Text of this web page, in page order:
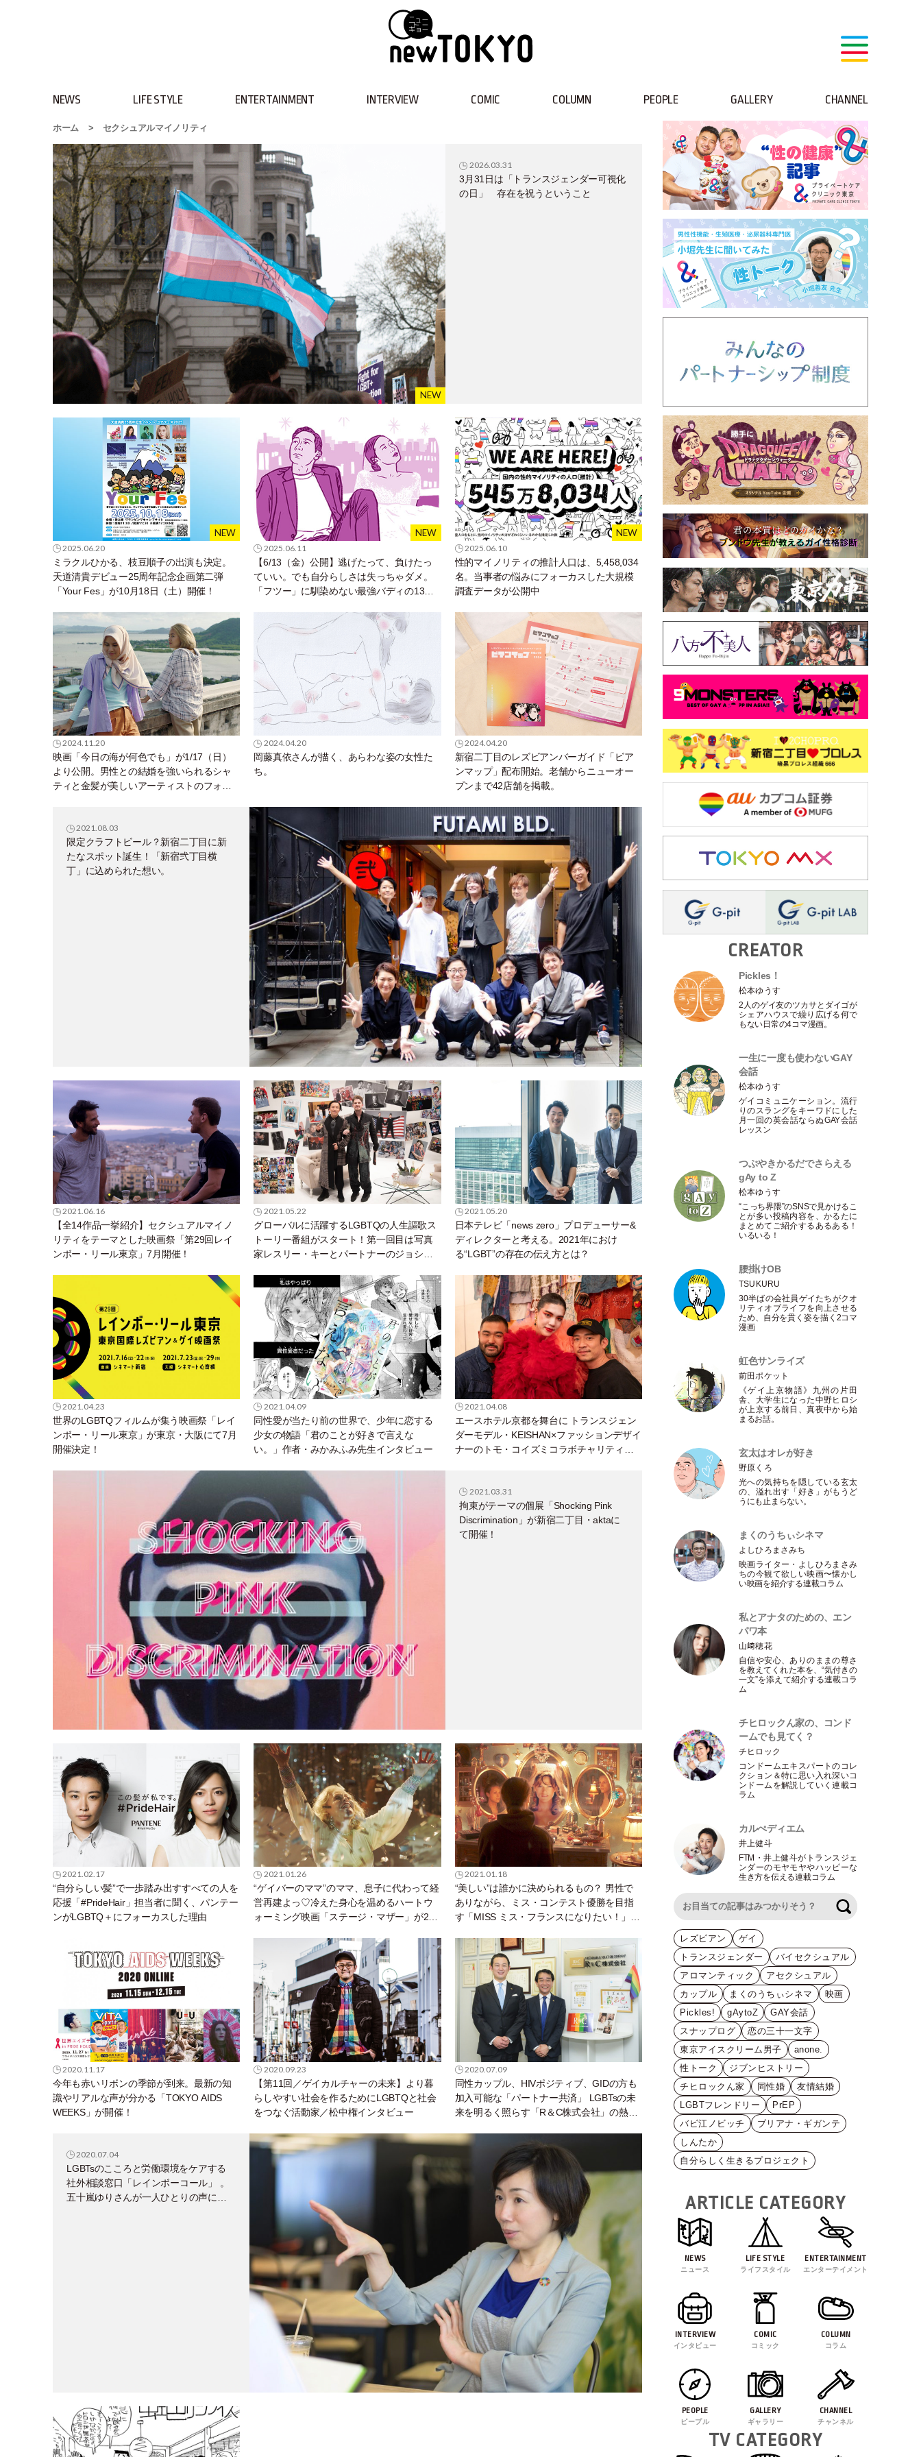
NEWS LIFE STYLE ENTERTAINMENT INTERVIEW COMIC COLUMN PEOPLE GALLERY CHANNEL
ホーム > セクシュアルマイノリティ
2026.03.31
3月31日は「トランスジェンダー可視化
の日」 存在を祝うということ
2025.06.20
ミラクルひかる、枝豆順子の出演も決定。
天道清貴デビュー25周年記念企画第二弾
「Your Fes」が10月18日（土）開催！
2025.06.11
【6/13（金）公開】逃げたって、負けたっ
ていい。でも自分らしさは失っちゃダメ。
「フツー」に馴染めない最強バディの13年
2025.06.10
性的マイノリティの推計人口は、5,458,034
名。当事者の悩みにフォーカスした大規模
調査データが公開中
2024.11.20
映画「今日の海が何色でも」が1/17（日）
より公開。男性との結婚を強いられるシャ
ティと金髪が美しいアーティストのフォン
2024.04.20
岡藤真依さんが描く、あらわな姿の女性た
ち。
2024.04.20
新宿二丁目のレズビアンバーガイド「ビア
ンマップ」配布開始。老舗からニューオー
プンまで42店舗を掲載。
2021.08.03
限定クラフトビール？新宿二丁目に新
たなスポット誕生！「新宿弐丁目横
丁」に込められた想い。
2021.06.16
【全14作品一挙紹介】セクシュアルマイノ
リティをテーマとした映画祭「第29回レイ
ンボー・リール東京」7月開催！
2021.05.22
グローバルに活躍するLGBTQの人生謳歌ス
トーリー番組がスタート！第一回目は写真
家レスリー・キーとパートナーのジョシュ
2021.05.20
日本テレビ「news zero」プロデューサー&
ディレクターと考える。2021年におけ
る“LGBT”の存在の伝え方とは？
2021.04.23
世界のLGBTQフィルムが集う映画祭「レイ
ンボー・リール東京」が東京・大阪にて7月
開催決定！
2021.04.09
同性愛が当たり前の世界で、少年に恋する
少女の物語「君のことが好きで言えな
い。」作者・みかみふみ先生インタビュー
2021.04.08
エースホテル京都を舞台に トランスジェン
ダーモデル・KEISHAN×ファッションデザイ
ナーのトモ・コイズミコラボチャリティプ
2021.03.31
拘束がテーマの個展「Shocking Pink
Discrimination」が新宿二丁目・aktaに
て開催！
2021.02.17
“自分らしい髪”で一歩踏み出すすべての人を
応援「#PrideHair」担当者に聞く、パンテー
ンがLGBTQ＋にフォーカスした理由
2021.01.26
“ゲイバーのママ”のママ、息子に代わって経
営再建よっ♡冷えた身心を温めるハートウ
ォーミング映画「ステージ・マザー」が2月
2021.01.18
“美しい”は誰かに決められるもの？ 男性で
ありながら、ミス・コンテスト優勝を目指
す「MISS ミス・フランスになりたい！」が
2020.11.17
今年も赤いリボンの季節が到来。最新の知
識やリアルな声が分かる「TOKYO AIDS
WEEKS」が開催！
2020.09.23
【第11回／ゲイカルチャーの未来】より暮
らしやすい社会を作るためにLGBTQと社会
をつなぐ活動家／松中権インタビュー
2020.07.09
同性カップル、HIVポジティブ、GIDの方も
加入可能な「パートナー共済」 LGBTsの未
来を明るく照らす「R＆C株式会社」の熱意
2020.07.04
LGBTsのこころと労働環境をケアする
社外相談窓口「レインボーコール」 。
五十嵐ゆりさんが一人ひとりの声に耳
CREATOR
Pickles！
松本ゆうす
2人のゲイ友のツカサとダイゴが
シェアハウスで繰り広げる何で
もない日常の4コマ漫画。
一生に一度も使わないGAY
会話
松本ゆうす
ゲイコミュニケーション。流行
りのスラングをキーワドにした
月一回の英会話ならぬGAY会話
レッスン
つぶやきかるだでさらえる
gAy to Z
松本ゆうす
“こっち界隈”のSNSで見かけるこ
とが多い投稿内容を、かるたに
まとめてご紹介するあるある！
いるいる！
腰掛けOB
TSUKURU
30半ばの会社員ゲイたちがクオ
リティオブライフを向上させる
ため、自分を貫く姿を描く2コマ
漫画
虹色サンライズ
前田ポケット
《ゲイ上京物語》九州の片田
舎、大学生になった中野ヒロシ
が上京する前日、真夜中から始
まるお話。
玄太はオレが好き
野原くろ
光への気持ちを隠している玄太
の、溢れ出す 「好き 」がもうど
うにも止まらない。
まくのうちぃシネマ
よしひろまさみち
映画ライター ・ よしひろまさみ
ちの今観て欲しい映画〜懐かし
い映画を紹介する連載コラム
私とアナタのための、エン
パワ本
山﨑穂花
自信や安心、ありのままの尊さ
を教えてくれた本を、“気付きの
一文”を添えて紹介する連載コラ
ム
チヒロックん家の、コンド
ームでも見てく？
チヒロック
コンドームエキスパートのコレ
クション＆特に思い入れ深いコ
ンドームを解説していく連載コ
ラム
カルぺディエム
井上健斗
FTM ・井上健斗がトランスジェ
ンダーのモヤモヤやハッピーな
生き方を伝える連載コラム
レズビアン
ゲイ
トランスジェンダー
バイセクシュアル
アロマンティック
アセクシュアル
カップル
まくのうちぃシネマ
映画
Pickles!
gAytoZ
GAY会話
スナップログ
恋の三十一文字
東京アイスクリーム男子
anone.
性トーク
ジブンヒストリー
チヒロックん家
同性婚
友情結婚
LGBTフレンドリー
PrEP
バビ江ノビッチ
ブリアナ・ギガンテ
しんたか
自分らしく生きるプロジェクト
ARTICLE CATEGORY
NEWS
ニュース
LIFE STYLE
ライフスタイル
ENTERTAINMENT
エンターテイメント
INTERVIEW
インタビュー
COMIC
コミック
COLUMN
コラム
PEOPLE
ピープル
GALLERY
ギャラリー
CHANNEL
チャンネル
TV CATEGORY